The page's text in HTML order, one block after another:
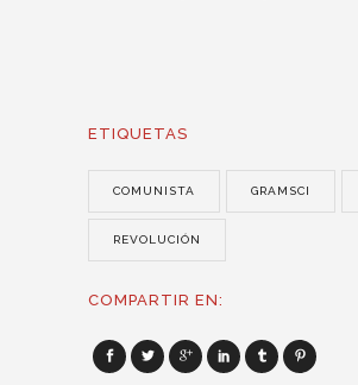
ETIQUETAS
COMUNISTA GRAMSCI
REVOLUCIÓN
COMPARTIR EN: